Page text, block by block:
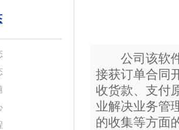
公司该软件
接获订单合同
收货款、支付
业解决业务管
的收集等方面